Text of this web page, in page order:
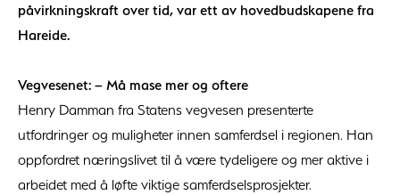
påvirkningskraft over tid, var ett av hovedbudskapene fra
Hareide.
Vegvesenet: – Må mase mer og oftere
Henry Damman fra Statens vegvesen presenterte
utfordringer og muligheter innen samferdsel i regionen. Han
oppfordret næringslivet til å være tydeligere og mer aktive i
arbeidet med å løfte viktige samferdselsprosjekter.